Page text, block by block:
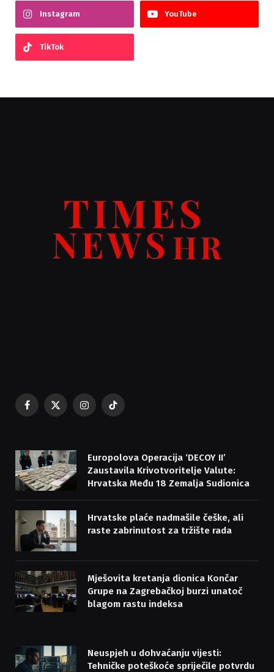
Instagram YouTube
TikTok
Facebook
X
Instagram
TikTok
Europolova Operacija ‘DECOY II’
Zaustavila Krivotvoritelje Valute:
Hrvatska Među 18 Zemalja Sudionica
Hrvatske plaće nadmašile češke, ali
raste zabrinutost za tržište rada
Mješovita kretanja dionica Končar
Grupe na Zagrebačkoj burzi unatoč
blagom rastu indeksa
Neuspjeh u dohvaćanju vijesti:
Tehničke poteškoće spriječile potvrdu